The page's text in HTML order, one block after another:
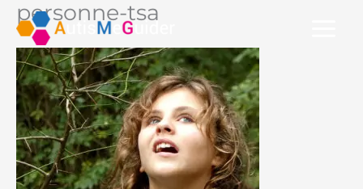
Aller
contenu
personne-tsa